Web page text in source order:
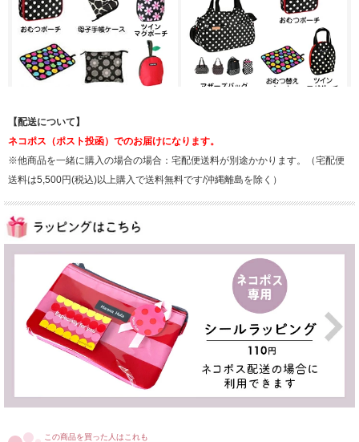
【配送について】
ネコポス（ポスト投函）でのお届けになります。
※他商品を一緒に購入の場合の場合：宅配便送料が別途かかります。（宅配便
送料は5,500円(税込)以上購入で送料無料です/沖縄離島を除く）
この商品を買った人はこれも